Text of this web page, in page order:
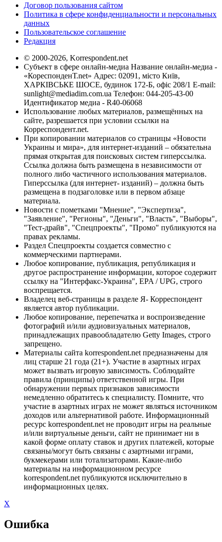
Договор пользования сайтом
Политика в сфере конфиденциальности и персональных
данных
Пользовательское соглашение
Редакция
© 2000-2026, Korrespondent.net
Субъект в сфере онлайн-медиа Название онлайн-медиа -
«КореспонденТ.net» Адрес: 02091, місто Київ,
ХАРКІВСЬКЕ ШОСЕ, будинок 172-Б, офіс 208/1 E-mail:
sunlight@mediadim.com.ua Телефон: 044-205-43-00
Идентификатор медиа - R40-06068
Использование любых материалов, размещённых на
сайте, разрешается при условии ссылки на
Корреспондент.net.
При копировании материалов со страницы «Новости
Украины и мира», для интернет-изданий – обязательна
прямая открытая для поисковых систем гиперссылка.
Ссылка должна быть размещена в независимости от
полного либо частичного использования материалов.
Гиперссылка (для интернет- изданий) – должна быть
размещена в подзаголовке или в первом абзаце
материала.
Новости с пометками "Мнение", "Экспертиза",
"Заявление", "Регионы", "Деньги", "Власть", "Выборы",
"Тест-драйв", "Спецпроекты", "Промо" публикуются на
правах рекламы.
Раздел Спецпроекты создается совместно с
коммерческими партнерами.
Любое копирование, публикация, републикация и
другое распространение информации, которое содержит
ссылку на "Интерфакс-Украина", EPA / UPG, строго
воспрещается.
Владелец веб-страницы в разделе Я- Корреспондент
является автор публикации.
Любое копирование, перепечатка и воспроизведение
фотографий и/или аудиовизуальных материалов,
принадлежащих правообладателю Getty Images, строго
запрещено.
Материалы сайта korrespondent.net предназначены для
лиц старше 21 года (21+). Участие в азартных играх
может вызвать игровую зависимость. Соблюдайте
правила (принципы) ответственной игры. При
обнаружении первых признаков зависимости
немедленно обратитесь к специалисту. Помните, что
участие в азартных играх не может являться источником
доходов или альтернативой работе. Информационный
ресурс korrespondent.net не проводит игры на реальные
и/или виртуальные деньги, сайт не принимает ни в
какой форме оплату ставок и других платежей, которые
связаны/могут быть связаны с азартными играми,
букмекерами или тотализаторами. Какие-либо
материалы на информационном ресурсе
korrespondent.net публикуются исключительно в
информационных целях.
X
Ошибка